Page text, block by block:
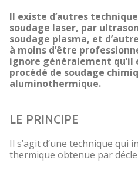
Il existe d’autres
soudage laser, par
soudage plasma, et
à moins d’être
ignore généralement qu’il
procédé de soudage
aluminothermique.
LE PRINCIPE
Il s’agit d’une technique qui
thermique obtenue par